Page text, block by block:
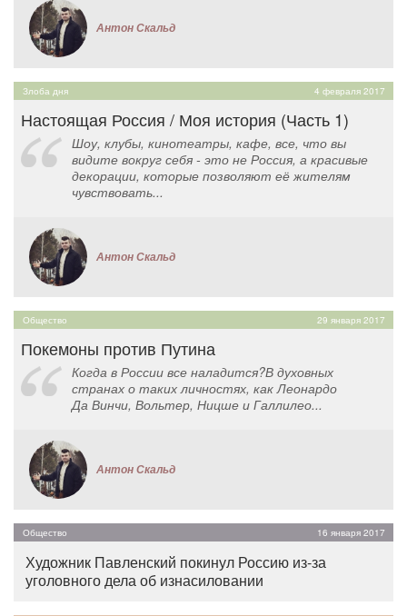
Антон Скальд
Злоба дня 4 февраля 2017
Настоящая Россия / Моя история (Часть 1)
Шоу, клубы, кинотеатры, кафе, все, что вы
видите вокруг себя - это не Россия, а красивые
декорации, которые позволяют её жителям
чувствовать...
Антон Скальд
Общество 29 января 2017
Покемоны против Путина
Когда в России все наладится?В духовных
странах о таких личностях, как Леонардо
Да Винчи, Вольтер, Ницше и Галлилео...
Антон Скальд
Общество 16 января 2017
Художник Павленский покинул Россию из-за
уголовного дела об изнасиловании